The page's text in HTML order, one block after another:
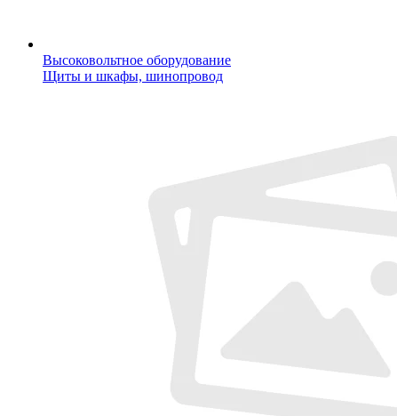
Высоковольтное оборудование
Щиты и шкафы, шинопровод